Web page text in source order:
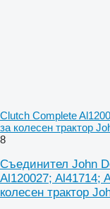
Clutch Complete
за колесен трактор
8
Съединител John
Al120027; Al41714;
колесен трактор